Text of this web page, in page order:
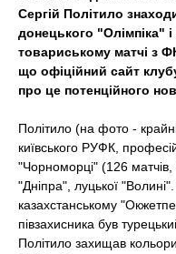
Сергій Політило
донецького "Олімпіка"
товариському матчі з
що офіційний сайт
про це потенційного
Політило (на фото -
київського РУФК,
"Чорноморці" (126
"Дніпра", луцької
казахстанському
півзахисника був
Політило захищав